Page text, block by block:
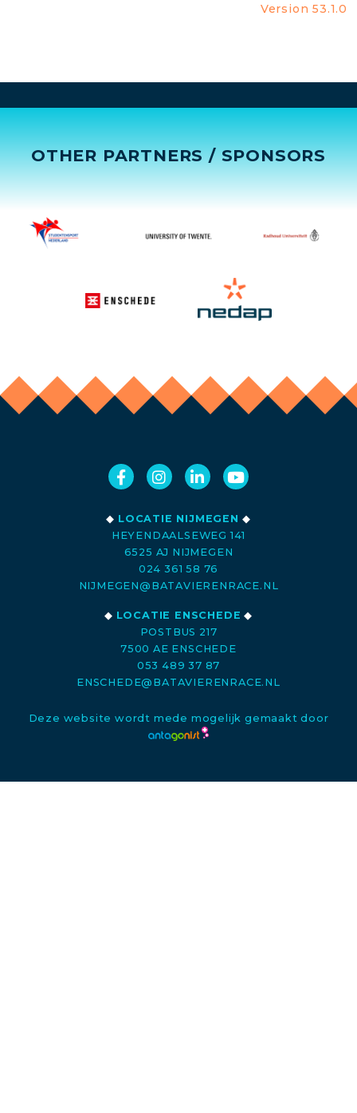
Version 53.1.0
OTHER PARTNERS / SPONSORS
◆ LOCATIE NIJMEGEN ◆
HEYENDAALSEWEG 141
6525 AJ NIJMEGEN
024 361 58 76
NIJMEGEN@BATAVIERENRACE.NL
◆ LOCATIE ENSCHEDE ◆
POSTBUS 217
7500 AE ENSCHEDE
053 489 37 87
ENSCHEDE@BATAVIERENRACE.NL
Deze website wordt mede mogelijk gemaakt door